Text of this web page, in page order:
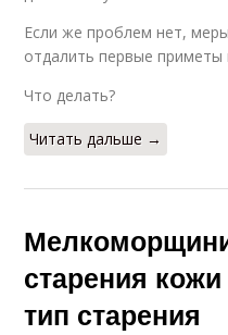
Если же проблем нет,
отдалить первые приметы
Что делать?
Читать дальше →
старения
тип старения